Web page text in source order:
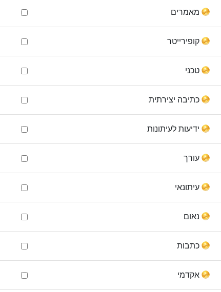
מאמרים
קופירייטר
טכני
כתיבה יצירתית
ידיעות לעיתונות
עורך
עיתונאי
נאום
כתבות
אקדמי